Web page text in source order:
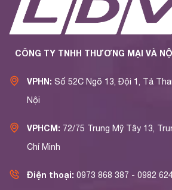
CÔNG TY TNHH THƯƠNG MẠI VÀ
VPHN: Số 52C Ngõ 13, Đội 1, Tả
Nội
VPHCM: 72/75 Trung Mỹ Tây 13,
Chí Minh
Điện thoại: 0973 868 387 - 0982